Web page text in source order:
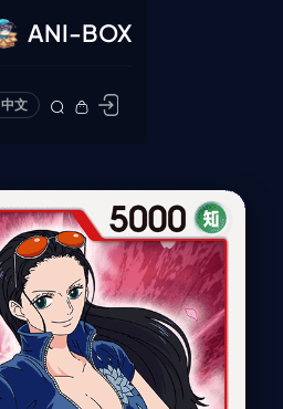
ANI-BOX
中文
ปิด
ONE PIECE
Collection
Deck Builder
My-Collection
Deck Library
Deck Share
PREMIUM SERVICE
ทีวีออนไลน์